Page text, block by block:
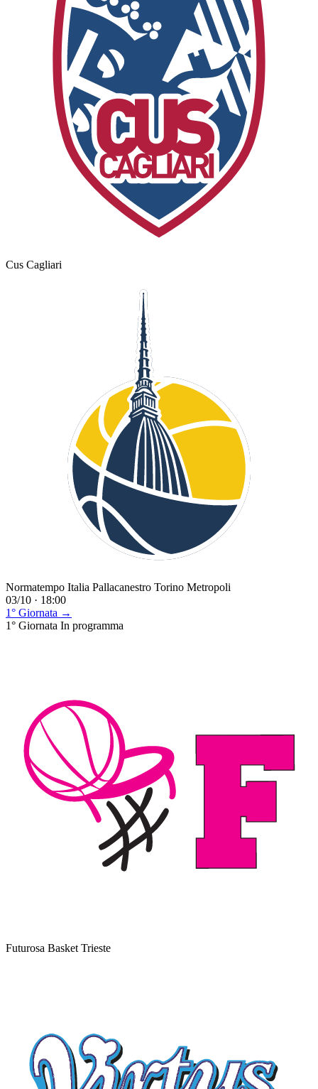
Cus Cagliari
Normatempo Italia Pallacanestro Torino Metropoli
03/10 · 18:00
1° Giornata →
1° Giornata In programma
Futurosa Basket Trieste